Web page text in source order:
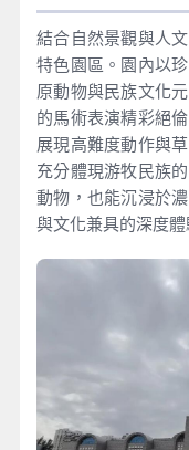
結合自然景觀與人
特色園區。園內以
原動物與民族文化
的馬術表演精彩絕
展現高難度動作與
充分體現游牧民族
動物，也能沉浸於
與文化兼具的深度體